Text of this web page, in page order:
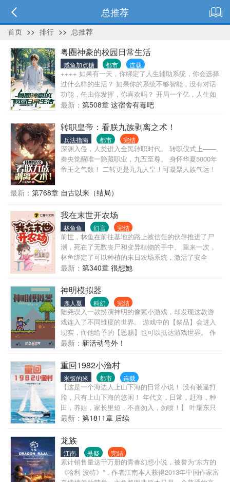
总推荐
首页 >> 排行 >> 总推荐
粤圈神豪的校园日常生活
咸鱼加点糖 都市 连载
++++ 如果有一天，你绑定了人生辅助系统，你会选择
过什么样的生活？ 如果你的系统不够智能，没有对话
功能，任由你发挥，你喜欢吗？ 开局一个亿，人生如
游戏。 香车美女不少，生活没有烦恼。 兰博基尼地狱
猫，系统库库往外掏。 生怕宿主不要，任务还没做，
奖励先送到。
最新： 第508章 这宿舍有毒吧
转职皇帝：看朕九族剥离之术！
兵法指南 都市 完结
深渊入侵，人类进入全民转职时代。 转职仪式上——
秦央觉醒唯一隐藏职业，九五至尊。 身怀华夏5000年
帝王之气数！ 二转更是九九人皇！可凝聚人族气运！
剥离之术。 可一键抹杀目标以及目标九族之亲！ 秦央
目光凝重，默默进入了虫族秘境。 …… 当同学们还在
秘境中拼死拼活时。 秦央已秒清副本，连升8级，下班
回家了。 …… 某一天。 虚空虫族大举入侵。 亿万虫
群淹没了一座又一座城市。 人类至强纷纷陨落，文明
宣告灭亡。 这时，一道洪亮的声音响起。 “虫族主
宰，冒犯天威！” “九族上下，尽数诛灭！” 瞬间，百亿
虫族大军，灰飞烟灭！ 虫族主宰：我辣么多崽
呢？？？ 解决完虫族后，秦央退入铜雀台。 “今日无
最新： 第768章 自古以来（结局）
我在末世开农场
林鱼鱼 幻言 完结
前世，林鱼在前往基地的路上被信任的伙伴推进了尸
潮，死在了无数丧尸和变异植物的手中。 重来一次，
林鱼绑定了可以种植的末日农场系统，激活了安全
区，开启逆天的人生。 囤物资，杀丧尸，没事种种
田，完成系统发布的任务，顺路再救几个队友，小日
子过得美滋滋。 但随着农场的不断升级，林鱼这才发
现自己拿的竟然是丧尸+天灾的SSS恐怖变态地狱级剧
本。 怎么办？ 那就提升实力，加油升级农场好好活下
去呗！ ———————— 不过……这半路救下的裴家
兄妹死皮赖脸缠上了她要报恩以身相许，一个想让自
己当她大嫂，一个想让自己当他媳妇儿是怎么一回
事？ 裴砚：“咳咳……水能导电，我们是最好的合作伙
伴，大家也说我们是天生的一对。这救命之恩，要不
你就让我报了吧？”
最新： 第340章 很想她
神明模拟器
鹿人戛 科幻 完结
陆尧误入一款扮演神明的像素小游戏，却发现这款游
戏连入了不同维度的世界。 游戏中的【祭品】会进入
现实，而他给予的【恩赐】也可以抵达游戏世界。 作
为一名见习神明，除去制造各种天灾，他能做的不
多。 直到他咬牙复苏了一名超模使徒，游戏的玩法发
生了一点改变……
最新： 新活动号外！
重回1982小渔村
米饭的米 都市 连载
【这是一个海边人上山下海的日常小说！ 没有装逼打
脸，只有上山下海的悠闲！ 年代文，日常，赶海，种
田，养娃，家长里短，不喜勿入，勿喷！】 叶耀东只
是睡不着觉，想着去甲板上吹吹风，尿个尿，没想到
掉海里回到了1982年。 还是那个熟悉的小渔村，只是
他已经不是年轻时候的他了。 混账了半辈子，这回他
想好好来过的，只是怎么一个个都不相信呢…… 上辈
子没出息，这辈子他也没什么大理想大志向，只想挽
回遗憾，跟老婆好好过日子，一家子平安喜乐就好。
【说明一下，改笔名了，原来是叫“一杯冰柠檬水”，现
最新： 第1811章 后续
龙族
江南 悬疑 完结
累计销售量达千万册的青春幻想小说，被誉为“东方的
《哈利·波特》”，作者江南本人获得2013年中国作家富